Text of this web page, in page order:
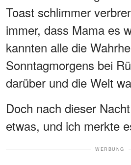
Toast schlimmer
immer, dass Mama es
kannten alle die
Sonntagmorgens bei
darüber und die Welt
Doch nach dieser
etwas, und ich merkte
WERBUNG